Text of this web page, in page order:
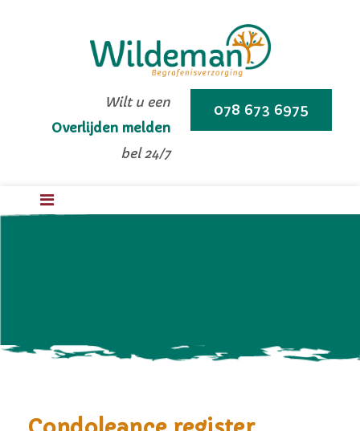
Wilt u een
Overlijden melden
bel 24/7
078 673 6975